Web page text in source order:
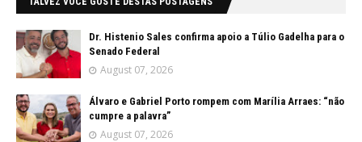
Dr. Histenio Sales confirma apoio a Túlio Gadelha para o
Senado Federal
August 07, 2026
Álvaro e Gabriel Porto rompem com Marília Arraes: “não
cumpre a palavra”
August 07, 2026